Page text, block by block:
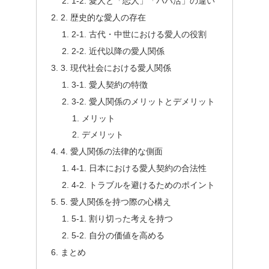
2. 歴史的な愛人の存在
2-1. 古代・中世における愛人の役割
2-2. 近代以降の愛人関係
3. 現代社会における愛人関係
3-1. 愛人契約の特徴
3-2. 愛人関係のメリットとデメリット
メリット
デメリット
4. 愛人関係の法律的な側面
4-1. 日本における愛人契約の合法性
4-2. トラブルを避けるためのポイント
5. 愛人関係を持つ際の心構え
5-1. 割り切った考えを持つ
5-2. 自分の価値を高める
まとめ